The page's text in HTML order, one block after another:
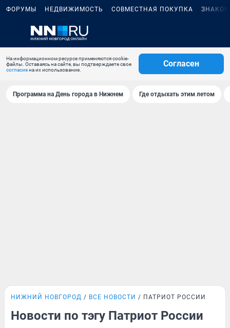
ФОРУМЫ НЕДВИЖИМОСТЬ СОВМЕСТНАЯ ПОКУПКА
На информационном ресурсе применяются cookie-
файлы. Оставаясь на сайте, вы подтверждаете свое
согласиена их использование.
Согласен
Программа на День города в Нижнем Где отдыхать этим летом
НИЖНИЙ НОВГОРОД ВСЕ НОВОСТИ ПАТРИОТ РОССИИ
Новости по тэгу Патриот России